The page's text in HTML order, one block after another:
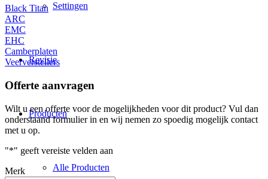
Settingen
Revisie
Producten
Alle Producten
Black Titan
ARC
EMC
EHC
Camberplaten
Veerverstellers
Offerte aanvragen
Wilt u een offerte voor de mogelijkheden voor dit product? Vul dan
onderstaand formulier in en wij nemen zo spoedig mogelijk contact
met u op.
"*" geeft vereiste velden aan
Merk